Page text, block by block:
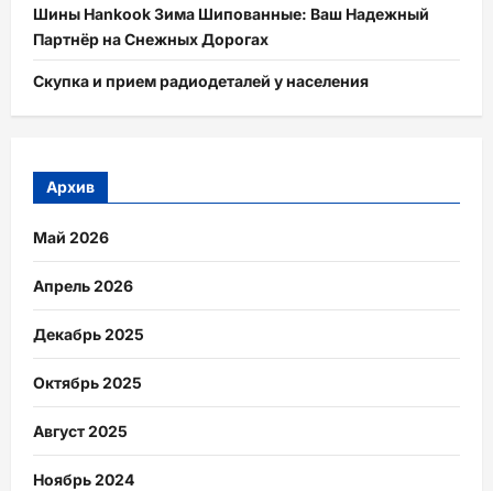
Шины Hankook Зима Шипованные: Ваш Надежный
Партнёр на Снежных Дорогах
Скупка и прием радиодеталей у населения
Архив
Май 2026
Апрель 2026
Декабрь 2025
Октябрь 2025
Август 2025
Ноябрь 2024